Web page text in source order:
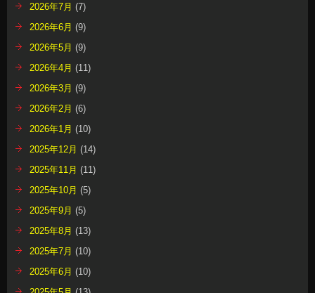
2026年7月 (7)
2026年6月 (9)
2026年5月 (9)
2026年4月 (11)
2026年3月 (9)
2026年2月 (6)
2026年1月 (10)
2025年12月 (14)
2025年11月 (11)
2025年10月 (5)
2025年9月 (5)
2025年8月 (13)
2025年7月 (10)
2025年6月 (10)